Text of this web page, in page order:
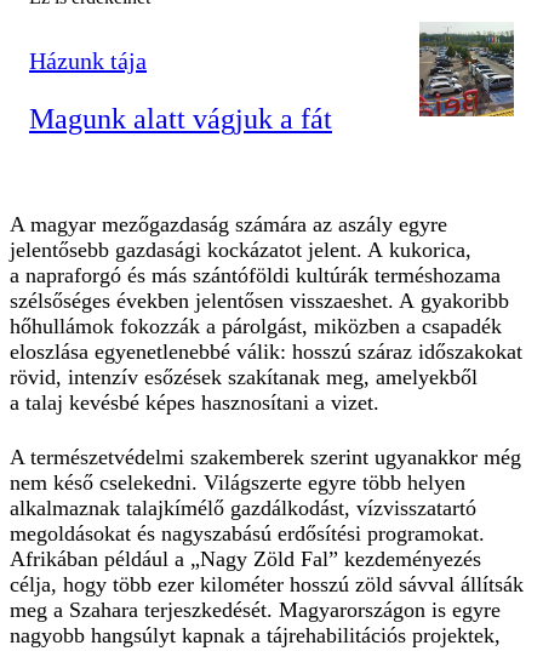
Házunk tája
Magunk alatt vágjuk a fát
A magyar mezőgazdaság számára az aszály egyre
jelentősebb gazdasági kockázatot jelent. A kukorica,
a napraforgó és más szántóföldi kultúrák terméshozama
szélsőséges években jelentősen visszaeshet. A gyakoribb
hőhullámok fokozzák a párolgást, miközben a csapadék
eloszlása egyenetlenebbé válik: hosszú száraz időszakokat
rövid, intenzív esőzések szakítanak meg, amelyekből
a talaj kevésbé képes hasznosítani a vizet.
A természetvédelmi szakemberek szerint ugyanakkor még
nem késő cselekedni. Világszerte egyre több helyen
alkalmaznak talajkímélő gazdálkodást, vízvisszatartó
megoldásokat és nagyszabású erdősítési programokat.
Afrikában például a „Nagy Zöld Fal” kezdeményezés
célja, hogy több ezer kilométer hosszú zöld sávval állítsák
meg a Szahara terjeszkedését. Magyarországon is egyre
nagyobb hangsúlyt kapnak a tájre­ha­bi­litációs projektek,